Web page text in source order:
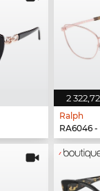
2
Ralph
RA6046 -